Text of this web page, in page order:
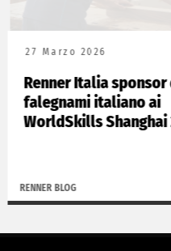
Marzo 2026
Italia sponsor del
italiano ai
Shanghai 2026
BLOG